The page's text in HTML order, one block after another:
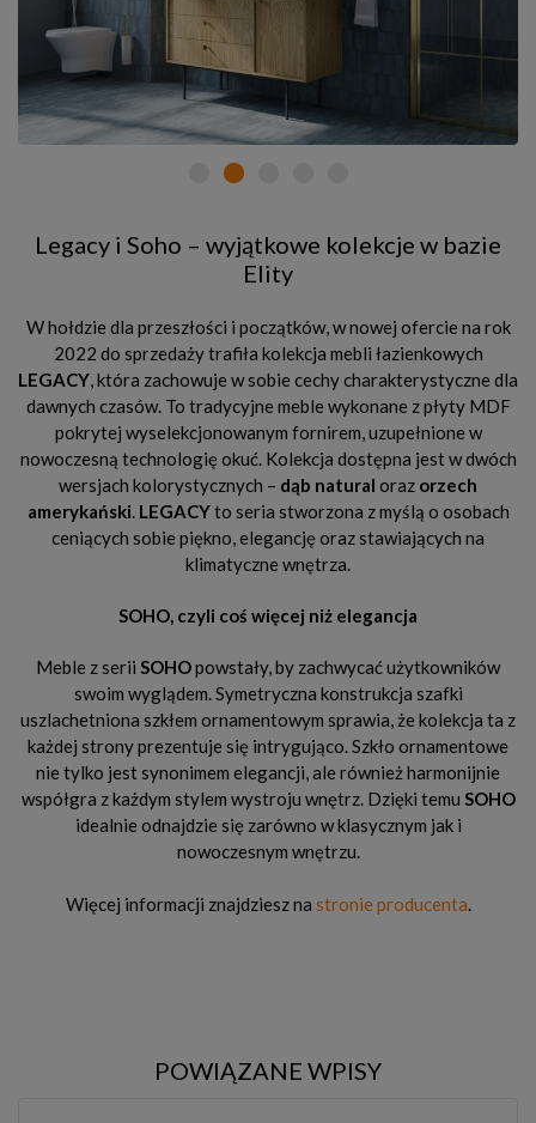
Legacy i Soho – wyjątkowe kolekcje w bazie
Elity
W hołdzie dla przeszłości i początków, w nowej ofercie na rok
2022 do sprzedaży trafiła kolekcja mebli łazienkowych
LEGACY, która zachowuje w sobie cechy charakterystyczne dla
dawnych czasów. To tradycyjne meble wykonane z płyty MDF
pokrytej wyselekcjonowanym fornirem, uzupełnione w
nowoczesną technologię okuć. Kolekcja dostępna jest w dwóch
wersjach kolorystycznych – dąb natural oraz orzech
amerykański. LEGACYto seria stworzona z myślą o osobach
ceniących sobie piękno, elegancję oraz stawiających na
klimatyczne wnętrza.
SOHO, czyli coś więcej niż elegancja
Meble z serii SOHOpowstały, by zachwycać użytkowników
swoim wyglądem. Symetryczna konstrukcja szafki
uszlachetniona szkłem ornamentowym sprawia, że kolekcja ta z
każdej strony prezentuje się intrygująco. Szkło ornamentowe
nie tylko jest synonimem elegancji, ale również harmonijnie
współgra z każdym stylem wystroju wnętrz. Dzięki temu SOHO
idealnie odnajdzie się zarówno w klasycznym jak i
nowoczesnym wnętrzu.
Więcej informacji znajdziesz na stronie producenta.
POWIĄZANE WPISY